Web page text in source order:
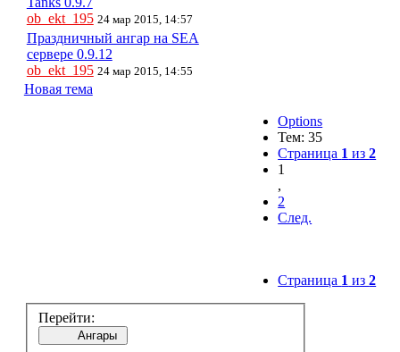
ob_ekt_195 24 мар 2015, 14:57
Праздничный ангар на SEA
сервере 0.9.12
ob_ekt_195 24 мар 2015, 14:55
Новая тема
Options
Тем: 35
Страница 1 из2
1
,
2
След.
Страница 1 из2
Перейти:
Ангары